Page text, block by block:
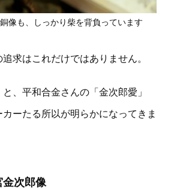
像も、しっかり柴を背負っています
求はこれだけではありません。
、平和合金さんの「金次郎愛」
ーたる所以が明らかになってきま
金次郎像